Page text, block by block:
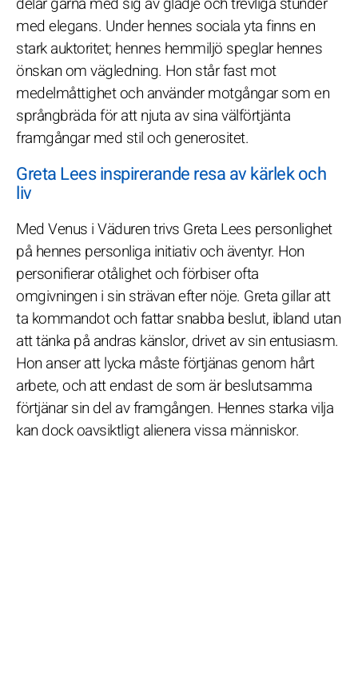
med elegans. Under hennes sociala yta finns en
stark auktoritet; hennes hemmiljö speglar hennes
önskan om vägledning. Hon står fast mot
medelmåttighet och använder motgångar som en
språngbräda för att njuta av sina välförtjänta
framgångar med stil och generositet.
Greta Lees inspirerande resa av kärlek och
liv
Med Venus i Väduren trivs Greta Lees personlighet
på hennes personliga initiativ och äventyr. Hon
personifierar otålighet och förbiser ofta
omgivningen i sin strävan efter nöje. Greta gillar att
ta kommandot och fattar snabba beslut, ibland utan
att tänka på andras känslor, drivet av sin entusiasm.
Hon anser att lycka måste förtjänas genom hårt
arbete, och att endast de som är beslutsamma
förtjänar sin del av framgången. Hennes starka vilja
kan dock oavsiktligt alienera vissa människor.